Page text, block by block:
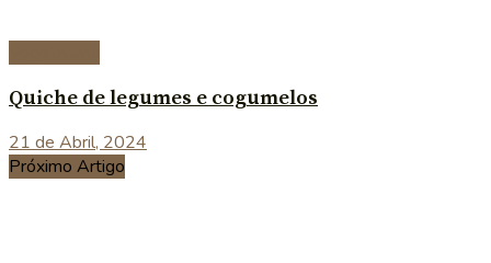
Quiche de legumes e cogumelos
21 de Abril, 2024
Próximo Artigo